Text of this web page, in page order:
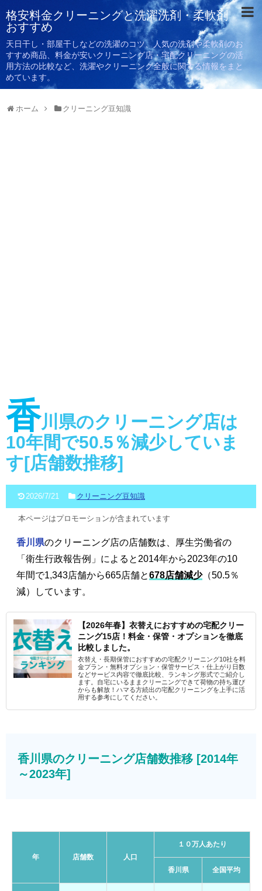
格安料金クリーニングと洗濯洗剤・柔軟剤
おすすめ
天日干し・部屋干しなどの洗濯のコツ、人気の洗剤や柔軟剤のお
すすめ商品、料金が安いクリーニング店・宅配クリーニングの活
用方法の比較など、洗濯やクリーニング全般に関する情報をまと
めています。
ホーム クリーニング豆知識
香川県のクリーニング店は
10年間で50.5％減少していま
す[店舗数推移]
2026/7/21 クリーニング豆知識
本ページはプロモーションが含まれています
香川県のクリーニング店の店舗数は、厚生労働省の
「衛生行政報告例」によると2014年から2023年の10
年間で1,343店舗から665店舗と678店舗減少（50.5％
減）しています。
【2026年春】衣替えにおすすめの宅配クリー
ニング15店！料金・保管・オプションを徹底
比較しました。
衣替え・長期保管におすすめの宅配クリーニング10社を料
金プラン・無料オプション・保管サービス・仕上がり日数
などサービス内容で徹底比較、ランキング形式でご紹介し
ます。自宅にいるままクリーニングできて荷物の持ち運び
からも解放！ハマる方続出の宅配クリーニングを上手に活
用する参考にしてください。
香川県のクリーニング店舗数推移 [2014年
～2023年]
年 店舗数 人口
１０万人あたり
香川県 全国平均